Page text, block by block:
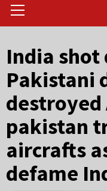
Menu
India shot
Pakistani
destroyed
pakistan
aircrafts
defame